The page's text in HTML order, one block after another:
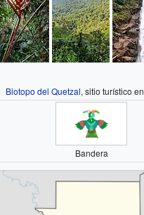
Biotopo del Quetzal, sitio turístico en
Bandera